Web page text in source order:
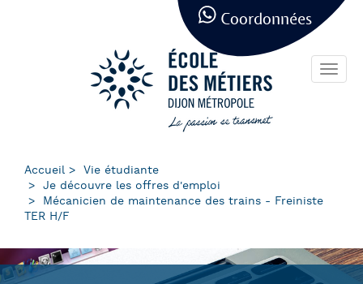
Panneau de gestion des cookies
Coordonnées
Accueil
Vie étudiante
Je découvre les offres d'emploi
Mécanicien de maintenance des trains - Freiniste
TER H/F